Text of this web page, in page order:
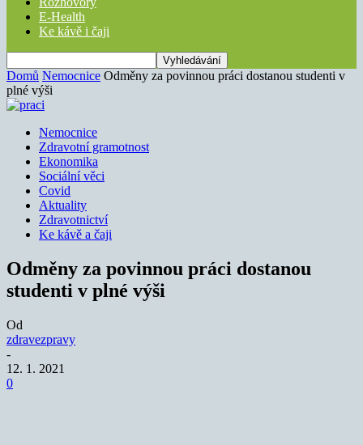
E-Health
Ke kávě i čaji
Domů Nemocnice Odměny za povinnou práci dostanou studenti v
plné výši
Nemocnice
Zdravotní gramotnost
Ekonomika
Sociální věci
Covid
Aktuality
Zdravotnictví
Ke kávě a čaji
Odměny za povinnou práci dostanou
studenti v plné výši
Od
zdravezpravy
-
12. 1. 2021
0